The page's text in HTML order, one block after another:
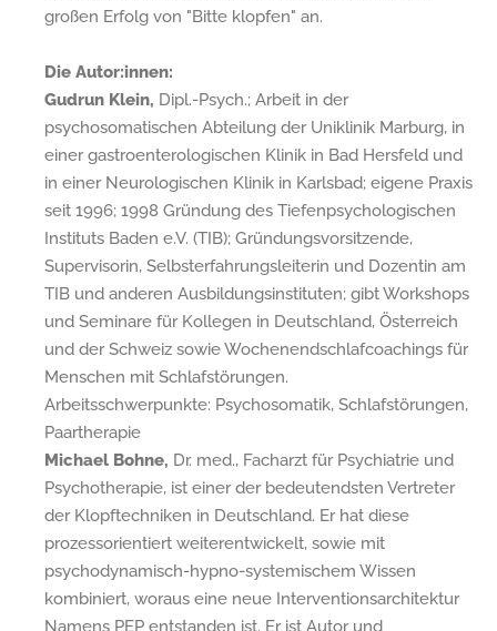
großen Erfolg von "Bitte klopfen" an.
Die Autor:innen:
Gudrun Klein, Dipl.-Psych.; Arbeit in der
psychosomatischen Abteilung der Uniklinik Marburg, in
einer gastroenterologischen Klinik in Bad Hersfeld und
in einer Neurologischen Klinik in Karlsbad; eigene Praxis
seit 1996; 1998 Gründung des Tiefenpsychologischen
Instituts Baden e.V. (TIB); Gründungsvorsitzende,
Supervisorin, Selbsterfahrungsleiterin und Dozentin am
TIB und anderen Ausbildungsinstituten; gibt Workshops
und Seminare für Kollegen in Deutschland, Österreich
und der Schweiz sowie Wochenendschlafcoachings für
Menschen mit Schlafstörungen.
Arbeitsschwerpunkte: Psychosomatik, Schlafstörungen,
Paartherapie
Michael Bohne, Dr. med., Facharzt für Psychiatrie und
Psychotherapie, ist einer der bedeutendsten Vertreter
der Klopftechniken in Deutschland. Er hat diese
prozessorientiert weiterentwickelt, sowie mit
psychodynamisch-hypno-systemischem Wissen
kombiniert, woraus eine neue Interventionsarchitektur
Namens PEP entstanden ist. Er ist Autor und